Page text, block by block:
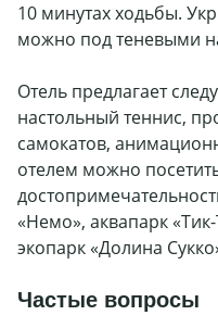
10 минутах ходьбы.
можно под теневыми
Отель предлагает
настольный теннис,
самокатов,
отелем можно
«Немо», аквапарк
экопарк «Долина
Частые вопросы